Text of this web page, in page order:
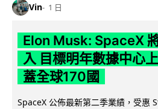
Vin 1 日
Elon Musk: SpaceX
入 目標明年數據中心
蓋全球170國
SpaceX 公佈最新第二季業績，受惠